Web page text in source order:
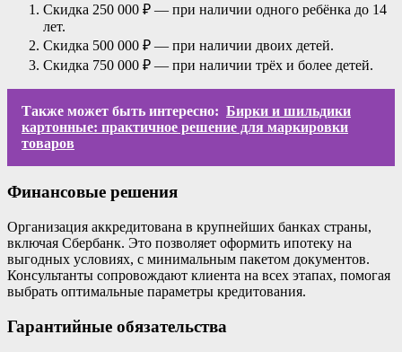
Скидка 250 000 ₽ — при наличии одного ребёнка до 14
лет.
Скидка 500 000 ₽ — при наличии двоих детей.
Скидка 750 000 ₽ — при наличии трёх и более детей.
Также может быть интересно: Бирки и шильдики
картонные: практичное решение для маркировки
товаров
Финансовые решения
Организация аккредитована в крупнейших банках страны,
включая Сбербанк. Это позволяет оформить ипотеку на
выгодных условиях, с минимальным пакетом документов.
Консультанты сопровождают клиента на всех этапах, помогая
выбрать оптимальные параметры кредитования.
Гарантийные обязательства